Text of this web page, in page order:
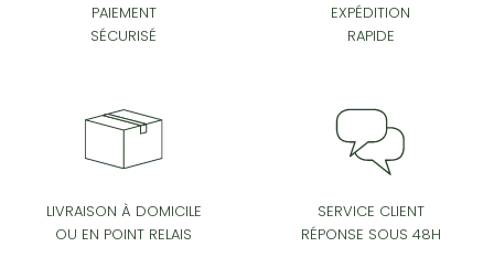
PAIEMENT
SÉCURISÉ
EXPÉDITION
RAPIDE
LIVRAISON À DOMICILE
OU EN POINT RELAIS
SERVICE CLIENT
RÉPONSE SOUS 48H